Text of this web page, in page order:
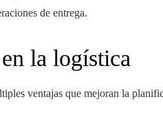
de entrega.
la logística
ventajas que mejoran la